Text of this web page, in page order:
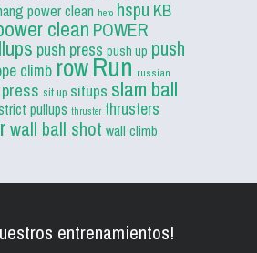
power clean hero hspu KB
clean POWER
push press push up push
climb rowRun russian
sit up situps slam ball
pullups thruster thrusters
wall ball shot wall climb
entrenamientos!